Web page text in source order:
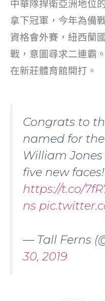
中華隊捍衛亞洲地位
拿下冠軍，今年為備
資格會外賽，紐西蘭
戰，意圖尋求二連霸
在新莊體育館開打。
Congrats to
named for
William
five new
https://t.co/
ns
— Tall Ferns
30, 2019